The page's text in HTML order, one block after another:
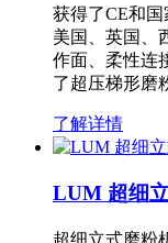
获得了CE和国
美国、英国、
作面、柔性连
了超压梯形磨
了解详情
LUM 超细
超细立式磨粉